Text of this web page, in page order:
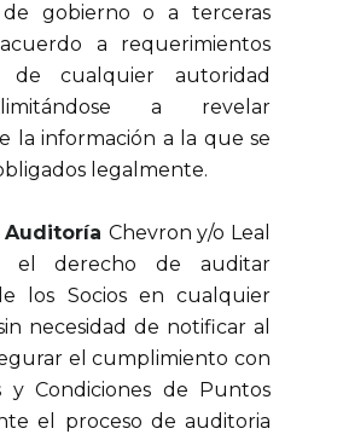
de gobierno o a terceras
a requerimientos
de cualquier autoridad
a revelar
la información a la que se
legalmente.
Auditoría Chevron y/o Leal
el derecho de auditar
los Socios en cualquier
necesidad de notificar al
el cumplimiento con
y Condiciones de Puntos
el proceso de auditoria